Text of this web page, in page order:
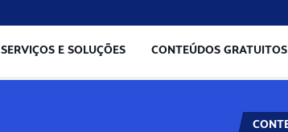
SERVIÇOS E SOLUÇÕES CONTEÚDOS GRATUITOS